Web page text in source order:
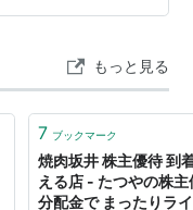
3月末日・ 9月末日
もっと見る
7 ブックマーク
焼肉坂井 株主優待 到
える店 - たつやの株
分配金で まったりラ